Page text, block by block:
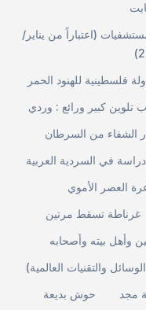
(اعتباراً من يناير/
فلسطينية للهنود الحمر
تلوين كبير ورائع : وردي
الشفاء من السرطان
في السردية العربية
العصر الأموي
غرناطة تسقط مرتين
وأهل بيته وأصحابه
والتقنيات العالمية)
حوش بديعة
مجد